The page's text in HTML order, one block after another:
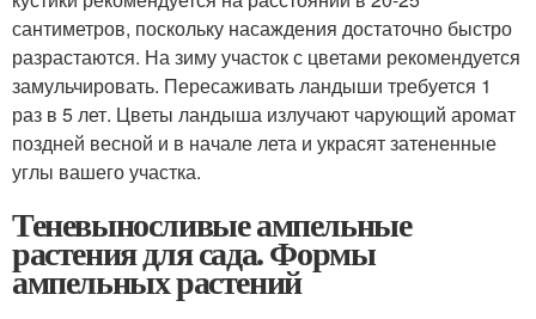
сантиметров, поскольку насаждения достаточно быстро
разрастаются. На зиму участок с цветами рекомендуется
замульчировать. Пересаживать ландыши требуется 1
раз в 5 лет. Цветы ландыша излучают чарующий аромат
поздней весной и в начале лета и украсят затененные
углы вашего участка.
Теневыносливые ампельные
растения для сада. Формы
ампельных растений